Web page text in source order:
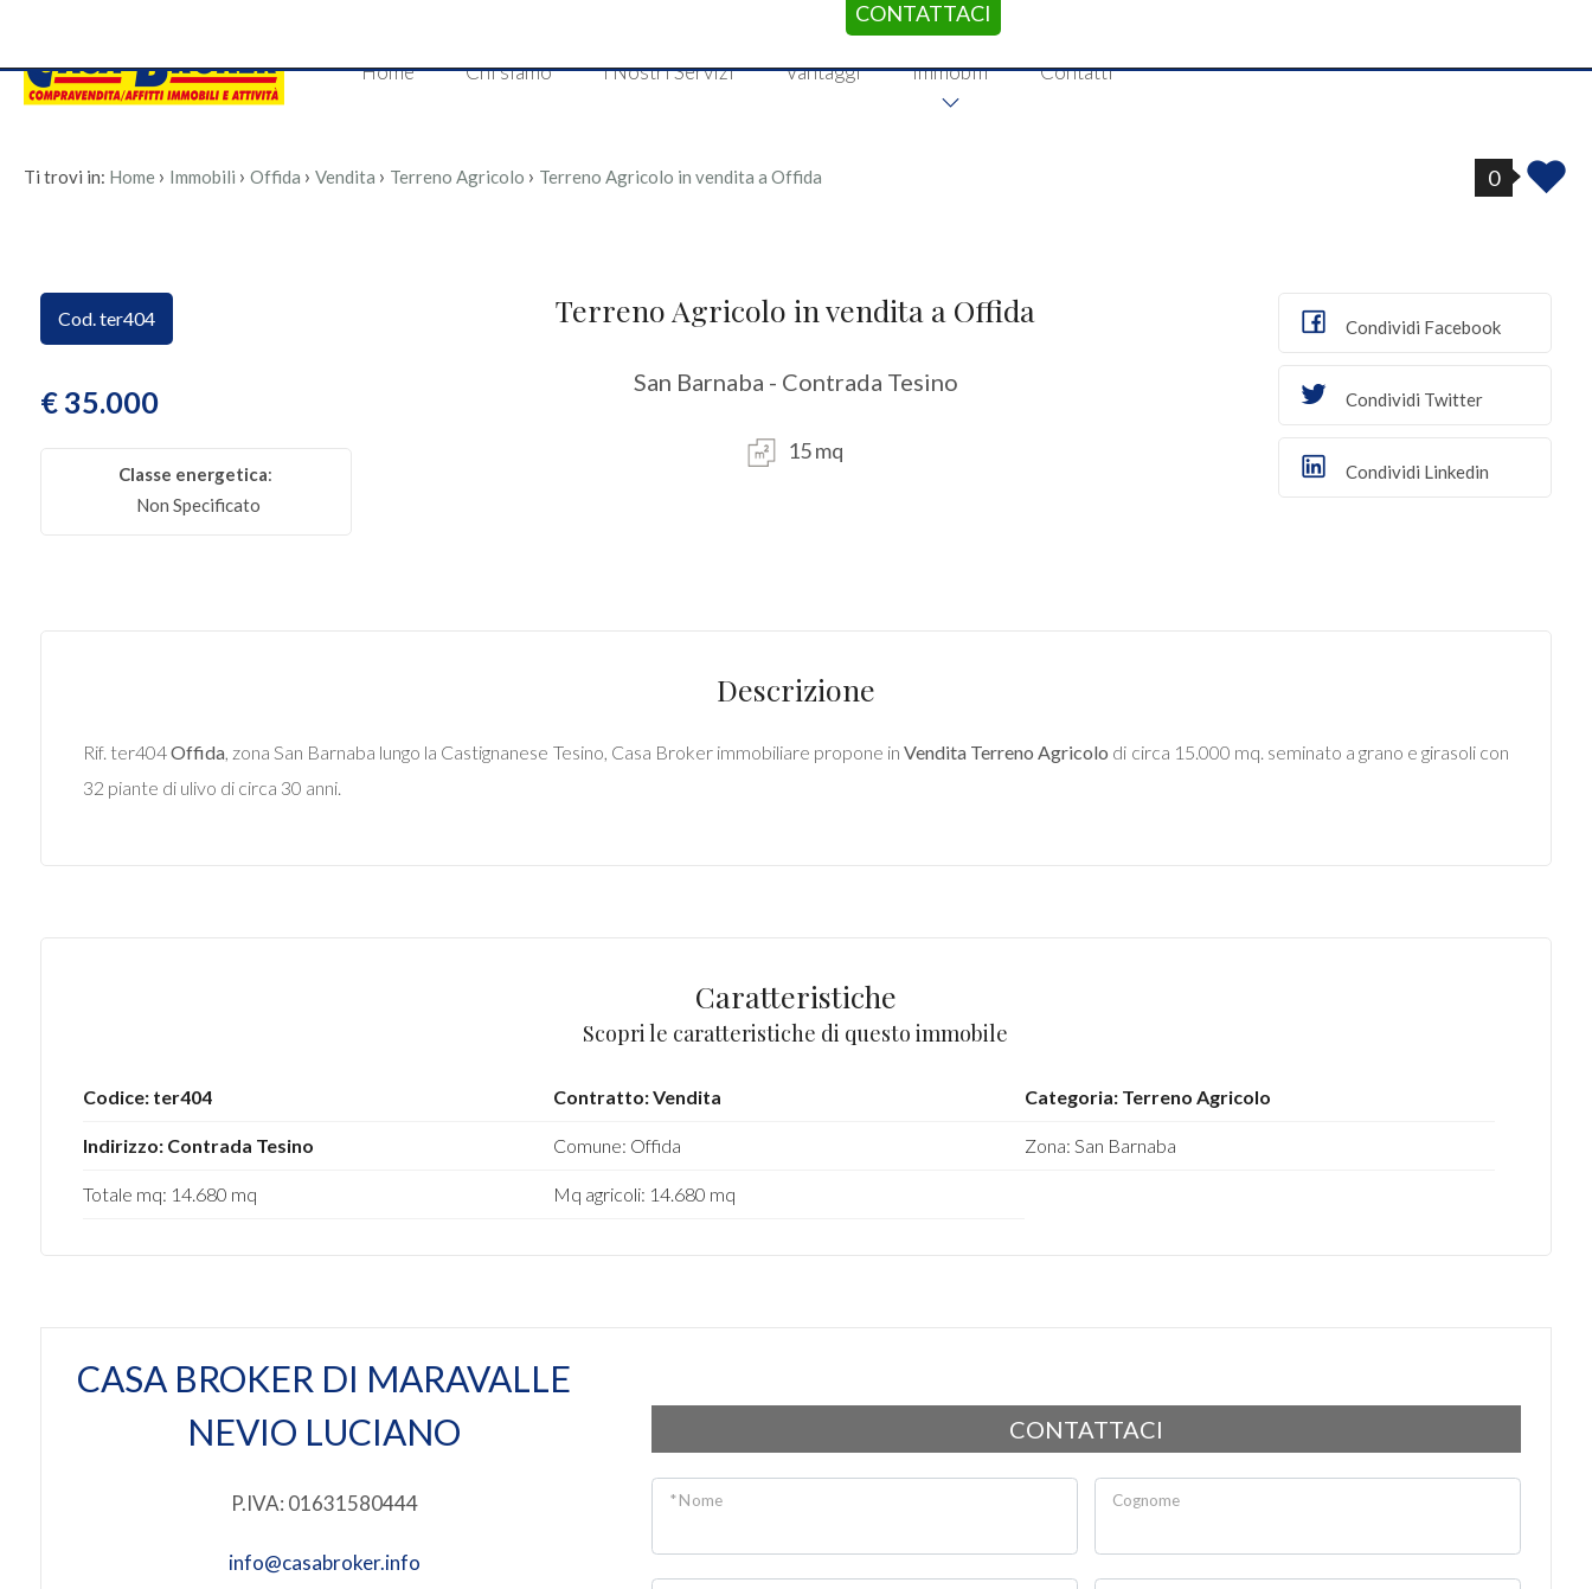
Home Chi siamo I Nostri Servizi Vantaggi Immobili Contatti
CONTATTACI
Ti trovi in: Home › Immobili › Offida › Vendita › Terreno Agricolo › Terreno Agricolo in vendita a Offida 0
Cod. ter404
€ 35.000
Classe energetica:
Non Specificato
Terreno Agricolo in vendita a Offida
San Barnaba - Contrada Tesino
15 mq
Preferiti: Cod.
Preferiti
Condividi Facebook
Condividi Twitter
Condividi Linkedin
Descrizione
Rif. ter404Offida, zona San Barnaba lungo la Castignanese Tesino, Casa Broker immobiliare propone inVendita Terreno Agricolo di circa 15.000 mq. seminato a grano e girasoli con
32 piante di ulivo di circa 30 anni.
Caratteristiche
Scopri le caratteristiche di questo immobile
Codice: ter404 Contratto: Vendita Categoria: Terreno Agricolo
Indirizzo: Contrada Tesino Comune: Offida Zona: San Barnaba
Totale mq: 14.680 mq Mq agricoli: 14.680 mq
CASA BROKER DI MARAVALLE
NEVIO LUCIANO
P.IVA: 01631580444
info@casabroker.info
CONTATTACI
* Nome Cognome
HOME
SIAMO
SERVIZI
VANTAGGI
IMMOBILI
Contratto
Vendita
Industriali